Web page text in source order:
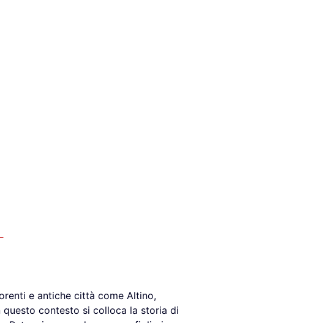
e antiche città come Altino,
contesto si colloca la storia di